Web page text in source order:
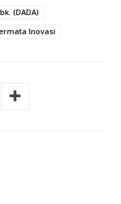
(DADA)
Inovasi